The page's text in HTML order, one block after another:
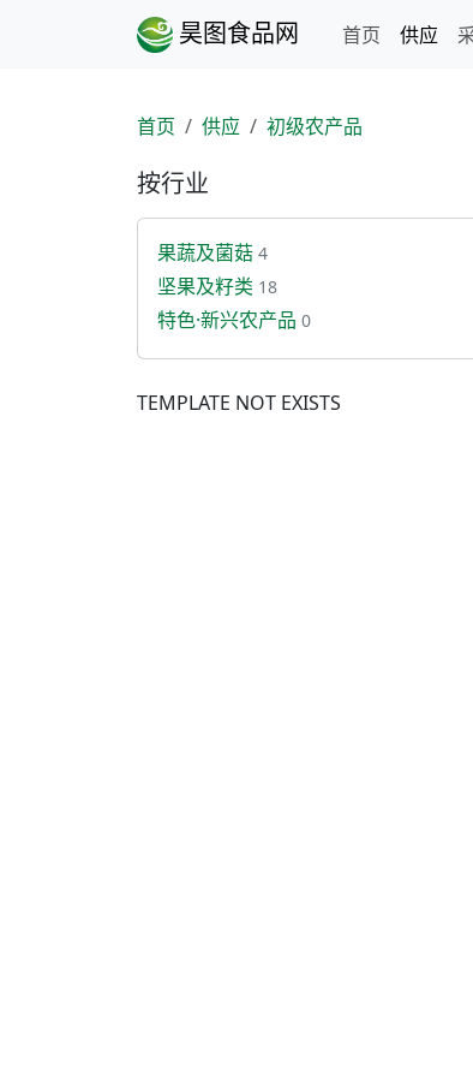
昊图食品网 首页 供应
首页 供应 初级农产品
按行业
果蔬及菌菇 4
坚果及籽类 18
特色·新兴农产品 0
TEMPLATE NOT EXISTS